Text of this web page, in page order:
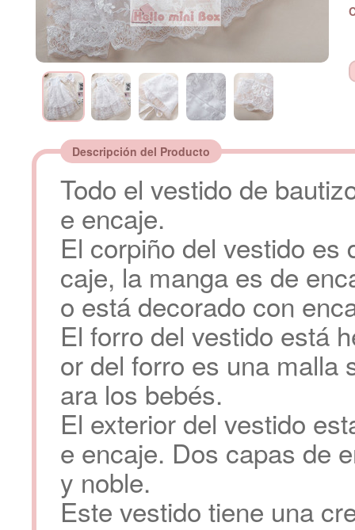
Descripción del Producto
Todo el vestido de
e encaje.
El corpiño del vestido es
caje, la manga es de
o está decorado con
El forro del vestido está
or del forro es una malla
ara los bebés.
El exterior del vestido
e encaje. Dos capas de
y noble.
Este vestido tiene una